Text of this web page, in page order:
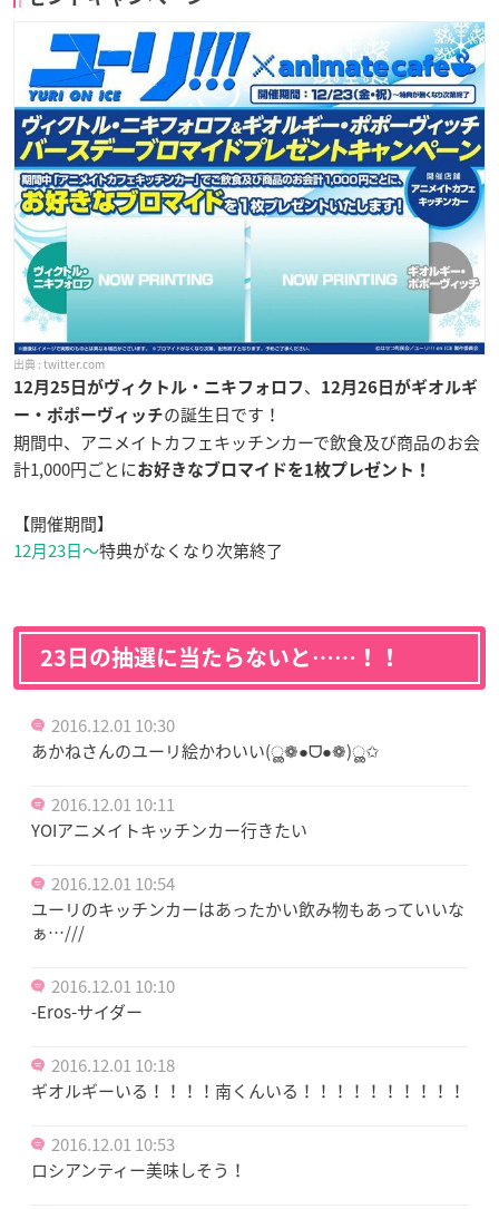
twitter.com
12月25日がヴィクトル・ニキフォロフ、
12月26日がギオルギ
ー・ポポーヴィッチの誕生日です！
期間中、アニメイトカフェキッチンカーで飲食及び商品のお会
計1,000円ごとにお好きなブロマイドを1枚プレゼント！
【開催期間】
12月23日〜特典がなくなり次第終了
23日の抽選に当たらないと……！！
2016.12.01 10:30
あかねさんのユーリ絵かわいい(ൢ❁●ᗜ●❁)ൢ✩
2016.12.01 10:11
YOIアニメイトキッチンカー行きたい
2016.12.01 10:54
ユーリのキッチンカーはあったかい飲み物もあっていいな
ぁ…///
2016.12.01 10:10
-Eros-サイダー
2016.12.01 10:18
ギオルギーいる！！！！南くんいる！！！！！！！！！！
2016.12.01 10:53
ロシアンティー美味しそう！